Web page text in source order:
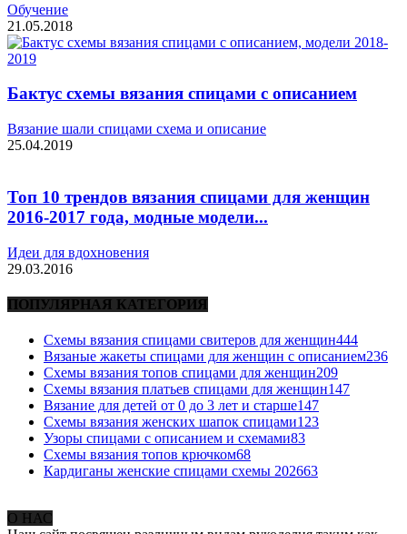
Обучение
21.05.2018
Бактус схемы вязания спицами с описанием
Вязание шали спицами схема и описание
25.04.2019
Топ 10 трендов вязания спицами для женщин
2016-2017 года, модные модели...
Идеи для вдохновения
29.03.2016
ПОПУЛЯРНАЯ КАТЕГОРИЯ
Схемы вязания спицами свитеров для женщин444
Вязаные жакеты спицами для женщин с описанием236
Схемы вязания топов спицами для женщин209
Схемы вязания платьев спицами для женщин147
Вязание для детей от 0 до 3 лет и старше147
Схемы вязания женских шапок спицами123
Узоры спицами с описанием и схемами83
Схемы вязания топов крючком68
Кардиганы женские спицами схемы 202663
О НАС